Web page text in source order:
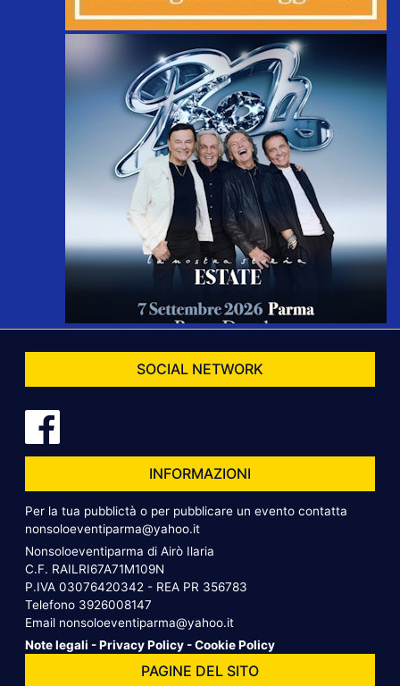
SOCIAL NETWORK
INFORMAZIONI
Per la tua pubblictà o per pubblicare un evento contatta
nonsoloeventiparma@yahoo.it
Nonsoloeventiparma di Airò Ilaria
C.F. RAILRI67A71M109N
P.IVA 03076420342 - REA PR 356783
Telefono 3926008147
Email nonsoloeventiparma@yahoo.it
Note legali -Privacy Policy -Cookie Policy
PAGINE DEL SITO